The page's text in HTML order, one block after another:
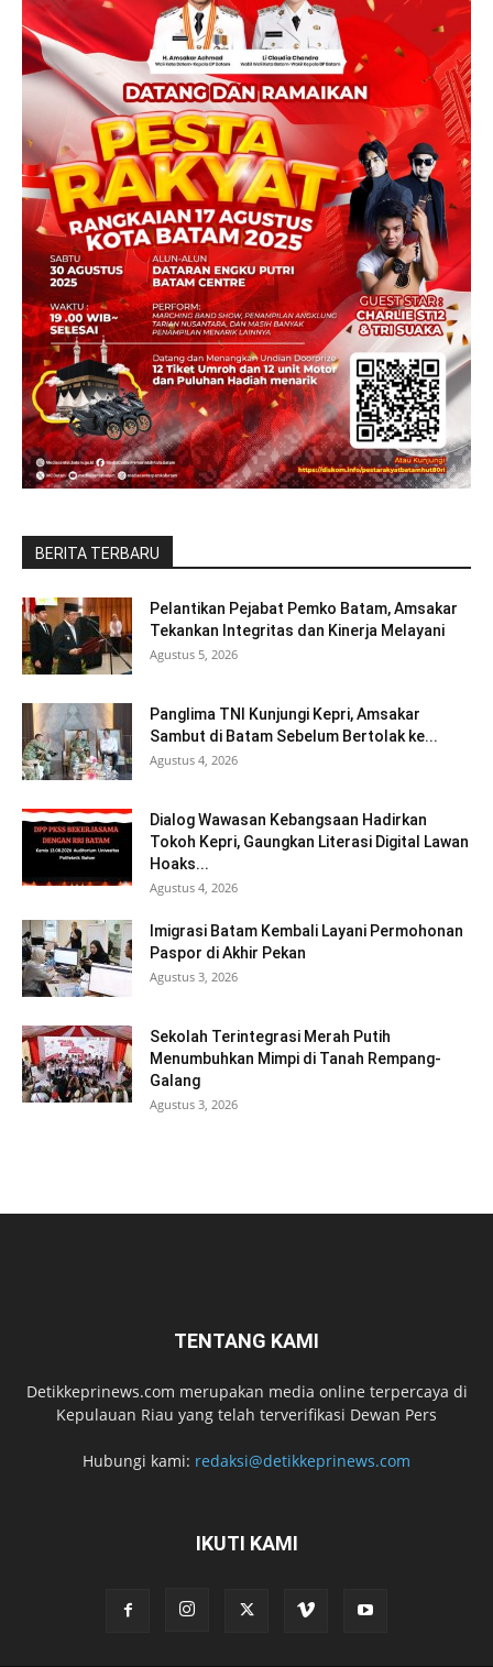
BERITA TERBARU
Pelantikan Pejabat Pemko Batam, Amsakar
Tekankan Integritas dan Kinerja Melayani
Agustus 5, 2026
Panglima TNI Kunjungi Kepri, Amsakar
Sambut di Batam Sebelum Bertolak ke...
Agustus 4, 2026
Dialog Wawasan Kebangsaan Hadirkan
Tokoh Kepri, Gaungkan Literasi Digital Lawan
Hoaks...
Agustus 4, 2026
Imigrasi Batam Kembali Layani Permohonan
Paspor di Akhir Pekan
Agustus 3, 2026
Sekolah Terintegrasi Merah Putih
Menumbuhkan Mimpi di Tanah Rempang-
Galang
Agustus 3, 2026
TENTANG KAMI
Detikkeprinews.com merupakan media online terpercaya di
Kepulauan Riau yang telah terverifikasi Dewan Pers
Hubungi kami: redaksi@detikkeprinews.com
IKUTI KAMI